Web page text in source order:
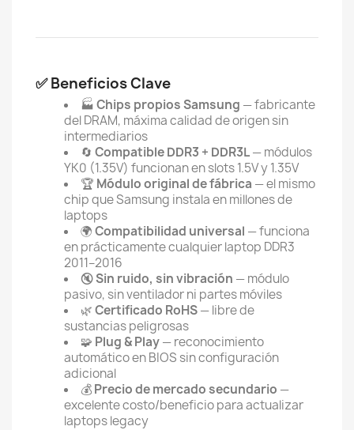
✅ Beneficios Clave
🏭Chips propios Samsung — fabricante
del DRAM, máxima calidad de origen sin
intermediarios
🔄 Compatible DDR3 + DDR3L— módulos
YK0 (1.35V) funcionan en slots 1.5V y 1.35V
🏆 Módulo original de fábrica — el mismo
chip que Samsung instala en millones de
laptops
🌍Compatibilidad universal — funciona
en prácticamente cualquier laptop DDR3
2011–2016
🔇Sin ruido, sin vibración — módulo
pasivo, sin ventilador ni partes móviles
🌿Certificado RoHS— libre de
sustancias peligrosas
🧩 Plug & Play— reconocimiento
automático en BIOS sin configuración
adicional
💰Precio de mercado secundario —
excelente costo/beneficio para actualizar
laptops legacy